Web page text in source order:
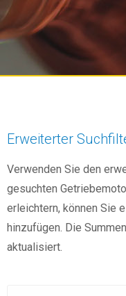
Erweiterter
Verwenden Sie den
gesuchten
erleichtern, können Sie
hinzufügen. Die
aktualisiert.